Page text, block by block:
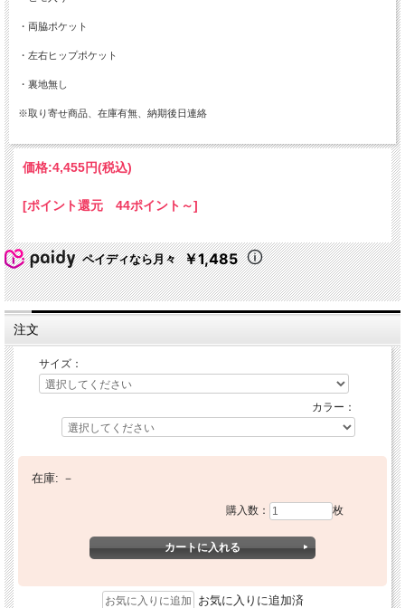
・両脇ポケット
・左右ヒップポケット
・裏地無し
※取り寄せ商品、在庫有無、納期後日連絡
価格:4,455円(税込)
[ポイント還元 44ポイント～]
ペイディなら月々 ￥1,485
注文
サイズ：
カラー：
在庫: －
購入数： 枚
お気に入りに追加済